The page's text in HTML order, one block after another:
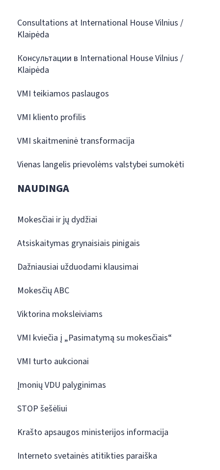
Consultations at International House Vilnius /
Klaipėda
Консультации в International House Vilnius /
Klaipėda
VMI teikiamos paslaugos
VMI kliento profilis
VMI skaitmeninė transformacija
Vienas langelis prievolėms valstybei sumokėti
NAUDINGA
Mokesčiai ir jų dydžiai
Atsiskaitymas grynaisiais pinigais
Dažniausiai užduodami klausimai
Mokesčių ABC
Viktorina moksleiviams
VMI kviečia į „Pasimatymą su mokesčiais“
VMI turto aukcionai
Įmonių VDU palyginimas
STOP šešėliui
Krašto apsaugos ministerijos informacija
Interneto svetainės atitikties paraiška